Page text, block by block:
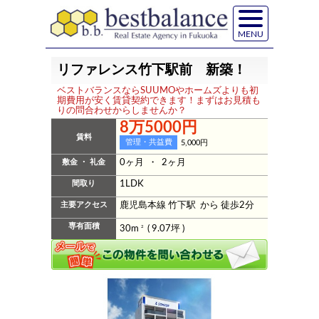
MENU
リファレンス竹下駅前 新築！
ベストバランスならSUUMOやホームズよりも初
期費用が安く賃貸契約できます！まずはお見積も
りの問合わせからしませんか？
賃料
8万5000円
管理・共益費 5,000円
敷金 ・ 礼金 0ヶ月 ・ 2ヶ月
間取り 1LDK
主要アクセス 鹿児島本線 竹下駅 から 徒歩2分
専有面積 30m2 ( 9.07坪 )